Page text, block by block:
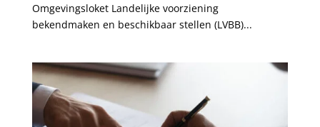
Omgevingsloket Landelijke voorziening
bekendmaken en beschikbaar stellen (LVBB)...